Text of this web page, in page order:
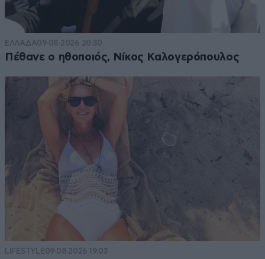
ΕΛΛΑΔΑ09·08·2026 20:30
Πέθανε ο ηθοποιός, Νίκος Καλογερόπουλος
LIFESTYLE09·08·2026 19:03